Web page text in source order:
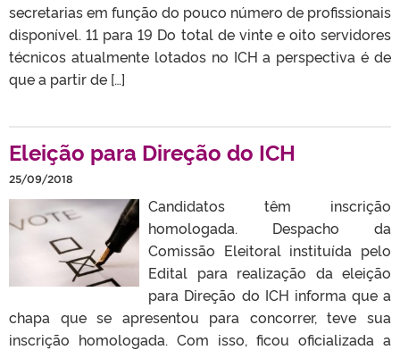
secretarias em função do pouco número de profissionais
disponível. 11 para 19 Do total de vinte e oito servidores
técnicos atualmente lotados no ICH a perspectiva é de
que a partir de […]
Eleição para Direção do ICH
25/09/2018
Candidatos têm inscrição
homologada. Despacho da
Comissão Eleitoral instituída pelo
Edital para realização da eleição
para Direção do ICH informa que a
chapa que se apresentou para concorrer, teve sua
inscrição homologada. Com isso, ficou oficializada a